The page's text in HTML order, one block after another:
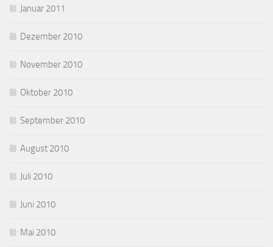
Januar 2011
Dezember 2010
November 2010
Oktober 2010
September 2010
August 2010
Juli 2010
Juni 2010
Mai 2010